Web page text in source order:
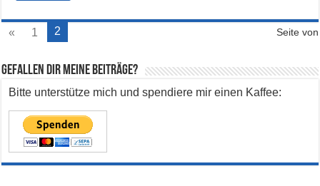
Seite von
« 1 2
Gefallen dir meine Beiträge?
Bitte unterstütze mich und spendiere mir einen Kaffee: